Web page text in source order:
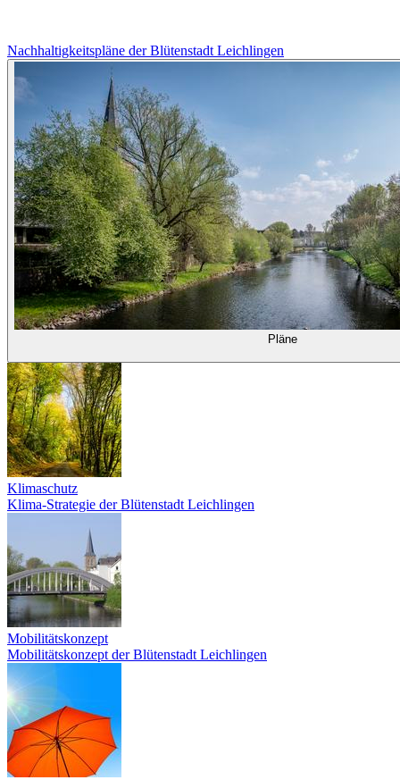
Nachhaltigkeitspläne der Blütenstadt Leichlingen
Pläne
Klimaschutz
Klima-Strategie der Blütenstadt Leichlingen
Mobilitätskonzept
Mobilitätskonzept der Blütenstadt Leichlingen